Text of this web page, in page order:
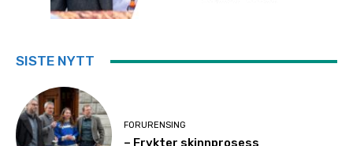
SISTE NYTT
FORURENSING
– Frykter skinnprosess